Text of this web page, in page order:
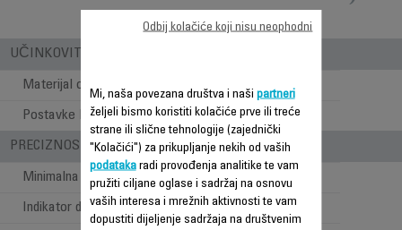
UČINKOVITOST ŠIŠANJA
Materijal oštrice
Postavke brzine 1
PRECIZNOST
Minimalna dužina šišanja
Indikator dužine šišanja Češalj
Mi, naša povezana društva i naši partneri
željeli bismo koristiti kolačiće prve ili treće
strane ili slične tehnologije (zajednički
"Kolačići") za prikupljanje nekih od vaših
podatakaradi provođenja analitike te vam
pružiti ciljane oglase i sadržaj na osnovu
vaših interesa i mrežnih aktivnosti te vam
dopustiti dijeljenje sadržaja na društvenim
Odbij kolačiće koji nisu neophodni